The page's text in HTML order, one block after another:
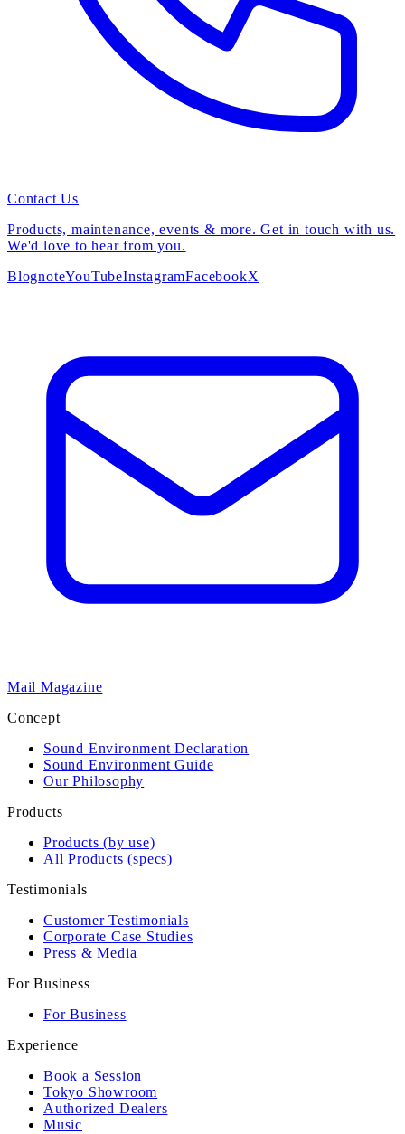
Contact Us
Products, maintenance, events & more. Get in touch with us.
We'd love to hear from you.
BlognoteYouTubeInstagramFacebookX
Mail Magazine
Concept
Sound Environment Declaration
Sound Environment Guide
Our Philosophy
Products
Products (by use)
All Products (specs)
Testimonials
Customer Testimonials
Corporate Case Studies
Press & Media
For Business
For Business
Experience
Book a Session
Tokyo Showroom
Authorized Dealers
Music